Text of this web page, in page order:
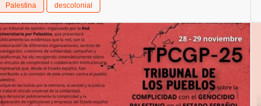
Palestina descolonial